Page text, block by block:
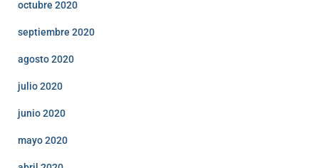
octubre 2020
septiembre 2020
agosto 2020
julio 2020
junio 2020
mayo 2020